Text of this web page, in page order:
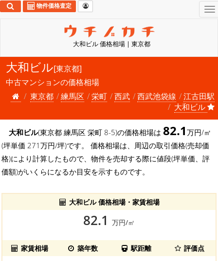
大和ビル 価格相場 | 東京都
物件価格査定
大和ビル[東京都]
中古マンションの価格相場
東京都
練馬区 栄町 西武 西武池袋線
江古田駅
大和ビル
大和ビル(東京都 練馬区 栄町 8-5)の価格相場は 82.1 万円/㎡
(坪単価 271万円/坪)です。 価格相場は、周辺の取引価格(売却価
格)により計算したもので、物件を売却する際に値段(坪単価、評
価額)がいくらになるか目安を示すものです。
大和ビル 価格相場・家賃相場
82.1 万円/㎡
家賃相場 築年数 駅距離 評価点